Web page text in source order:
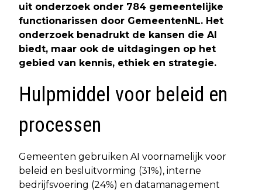
uit onderzoek onder 784 gemeentelijke
functionarissen door GemeentenNL. Het
onderzoek benadrukt de kansen die AI
biedt, maar ook de uitdagingen op het
gebied van kennis, ethiek en strategie.
Hulpmiddel voor beleid en
processen
Gemeenten gebruiken AI voornamelijk voor
beleid en besluitvorming (31%), interne
bedrijfsvoering (24%) en datamanagement